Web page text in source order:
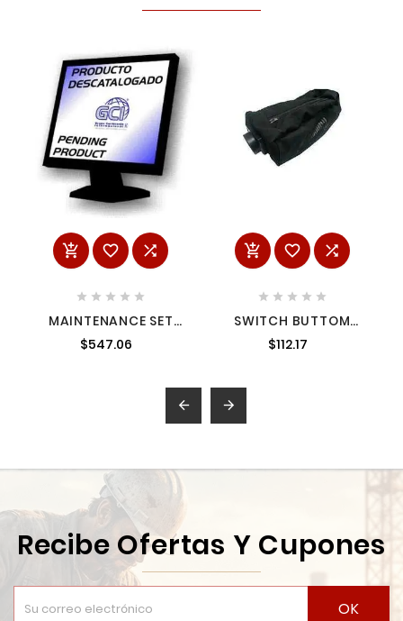
  
    
MAINTENANCE SET
14465385 MILWAUKEE
$547.06
  
    
SWITCH BUTTOM
ASSEMBLY 42420625
MILWAUKEE
$112.17
 
Recibe Ofertas Y Cupones
OK